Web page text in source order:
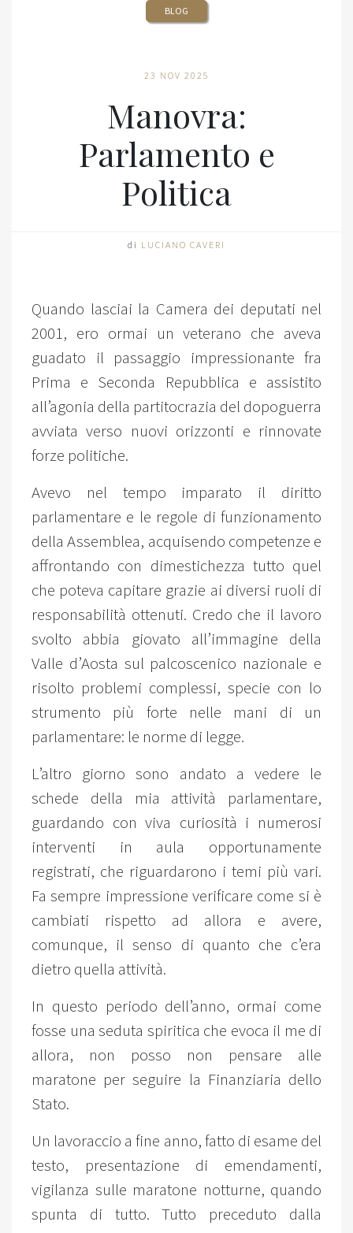
BLOG
23 NOV 2025
Manovra:
Parlamento e
Politica
di LUCIANO CAVERI
Quando lasciai la Camera dei deputati nel
2001, ero ormai un veterano che aveva
guadato il passaggio impressionante fra
Prima e Seconda Repubblica e assistito
all’agonia della partitocrazia del dopoguerra
avviata verso nuovi orizzonti e rinnovate
forze politiche.
Avevo nel tempo imparato il diritto
parlamentare e le regole di funzionamento
della Assemblea, acquisendo competenze e
affrontando con dimestichezza tutto quel
che poteva capitare grazie ai diversi ruoli di
responsabilità ottenuti. Credo che il lavoro
svolto abbia giovato all’immagine della
Valle d’Aosta sul palcoscenico nazionale e
risolto problemi complessi, specie con lo
strumento più forte nelle mani di un
parlamentare: le norme di legge.
L’altro giorno sono andato a vedere le
schede della mia attività parlamentare,
guardando con viva curiosità i numerosi
interventi in aula opportunamente
registrati, che riguardarono i temi più vari.
Fa sempre impressione verificare come si è
cambiati rispetto ad allora e avere,
comunque, il senso di quanto che c’era
dietro quella attività.
In questo periodo dell’anno, ormai come
fosse una seduta spiritica che evoca il me di
allora, non posso non pensare alle
maratone per seguire la Finanziaria dello
Stato.
Un lavoraccio a fine anno, fatto di esame del
testo, presentazione di emendamenti,
vigilanza sulle maratone notturne, quando
spunta di tutto. Tutto preceduto dalla